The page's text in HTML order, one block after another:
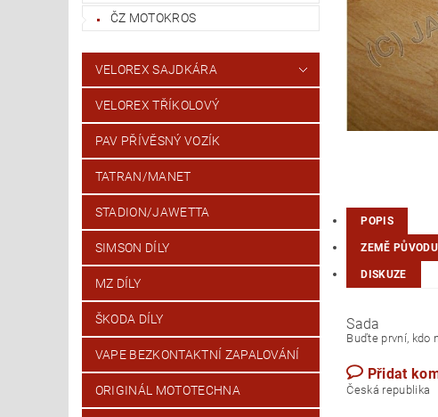
ČZ MOTOKROS
VELOREX SAJDKÁRA
VELOREX TŘÍKOLOVÝ
PAV PŘÍVĚSNÝ VOZÍK
TATRAN/MANET
STADION/JAWETTA
SIMSON DÍLY
MZ DÍLY
ŠKODA DÍLY
VAPE BEZKONTAKTNÍ ZAPALOVÁNÍ
ORIGINÁL MOTOTECHNA
POPIS
ZEMĚ PŮVODU
DISKUZE
Sada
Buďte první, kdo
Přidat
Česká